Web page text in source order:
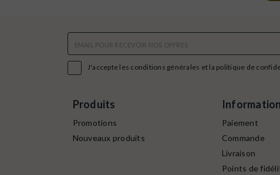
J'accepte les conditions générales et la politique de
Produits
Promotions
Nouveaux produits
Paiement
Commande
Livraison
Points de